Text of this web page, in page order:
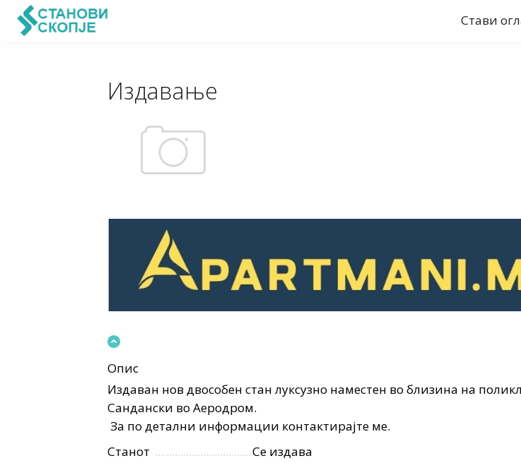
Стави
Издавање
Опис
Издаван нов двособен стан луксузно наместен во близина на
Сандански во Аеродром.
За по детални информации контактирајте ме.
Станот
Се издава